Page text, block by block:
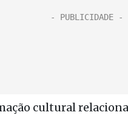
cultural